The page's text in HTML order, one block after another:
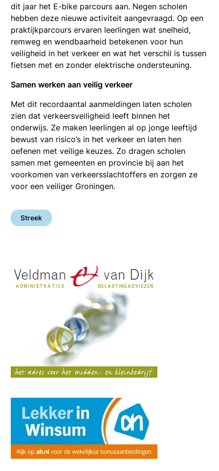
dit jaar het E-bike parcours aan. Negen scholen
hebben deze nieuwe activiteit aangevraagd. Op een
praktijkparcours ervaren leerlingen wat snelheid,
remweg en wendbaarheid betekenen voor hun
veiligheid in het verkeer en wat het verschil is tussen
fietsen met en zonder elektrische ondersteuning.
Samen werken aan veilig verkeer
Met dit recordaantal aanmeldingen laten scholen
zien dat verkeersveiligheid leeft binnen het
onderwijs. Ze maken leerlingen al op jonge leeftijd
bewust van risico’s in het verkeer en laten hen
oefenen met veilige keuzes. Zo dragen scholen
samen met gemeenten en provincie bij aan het
voorkomen van verkeersslachtoffers en zorgen ze
voor een veiliger Groningen.
Streek